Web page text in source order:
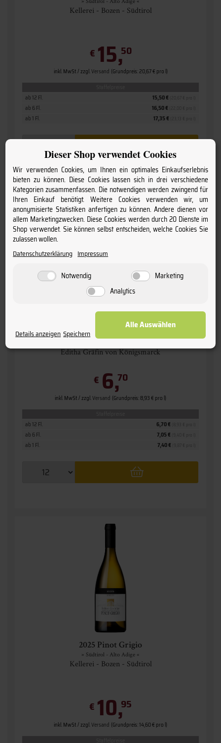
Kellerei - Bozen - Südtirol
€ 15,50
inkl. MwSt. / zzgl.Versand (Grundpreis: 20,67 € pro l)
ab 1 Fl. 17,35 €
ab 6 Fl. 16,50 €
ab 12 Fl. 15,50 €
2025 Grauburgunder
Editha Gräfin von Königsmarck
€ 6,70
inkl. MwSt. / zzgl.Versand (Grundpreis: 8,93 € pro l)
ab 1 Fl. 7,40 €
ab 6 Fl. 7,05 €
ab 12 Fl. 6,70 €
2025 Pinot Grigio
» Südtirol - Alto Adige «
Kellerei - Bozen - Südtirol
€ 10,95
inkl. MwSt. / zzgl.Versand (Grundpreis: 14,60 € pro l)
Dieser Shop verwendet Cookies
Wir verwenden Cookies, um Ihnen ein optimales Einkaufserlebnis
bieten zu können. Diese Cookies lassen sich in drei verschiedene
Kategorien zusammenfassen. Die notwendigen werden zwingend für
Ihren Einkauf benötigt. Weitere Cookies verwenden wir, um
anonymisierte Statistiken anfertigen zu können. Andere dienen vor
allem Marketingzwecken. Diese Cookies werden durch 20 Dienste im
Shop verwendet. Sie können selbst entscheiden, welche Cookies Sie
zulassen wollen.
Datenschutzerklärung Impressum
Notwendig
Marketing
Analytics
Details anzeigen Speichern
Alle Auswählen